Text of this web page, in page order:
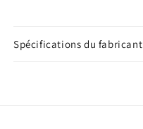
Spécifications du fabricant